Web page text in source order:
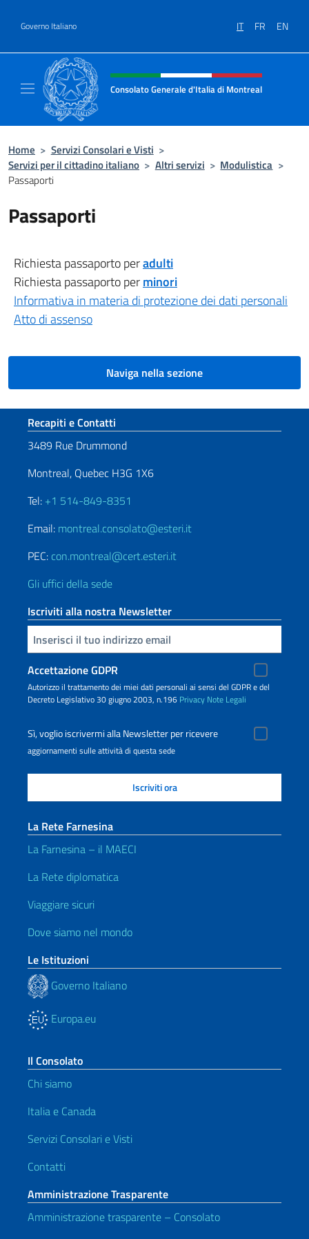
Governo Italiano IT FR EN
Intestazione sito, social e menù
Consolato Generale d'Italia di Montreal
Home > Servizi Consolari e Visti >
Servizi per il cittadino italiano > Altri servizi > Modulistica >
Passaporti
Passaporti
Richiesta passaporto peradulti
Richiesta passaporto perminori
Informativa in materia di protezione dei dati personali
Atto di assenso
Naviga nella sezione
Sezione footer
Recapiti e Contatti
3489 Rue Drummond
Montreal, Quebec H3G 1X6
Tel: +1 514-849-8351
Email: montreal.consolato@esteri.it
PEC: con.montreal@cert.esteri.it
Gli uffici della sede
Iscriviti alla nostra Newsletter
Inserisci la tua email
Accettazione GDPR
Autorizzo il trattamento dei miei dati personali ai sensi del GDPR e del
Decreto Legislativo 30 giugno 2003, n.196 Privacy Note Legali
Sì, voglio iscrivermi alla Newsletter per ricevere
aggiornamenti sulle attività di questa sede
La Rete Farnesina
La Farnesina – il MAECI
La Rete diplomatica
Viaggiare sicuri
Dove siamo nel mondo
Le Istituzioni
Governo Italiano
Europa.eu
Il Consolato
Chi siamo
Italia e Canada
Servizi Consolari e Visti
Contatti
Amministrazione Trasparente
Amministrazione trasparente – Consolato